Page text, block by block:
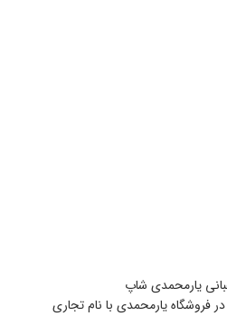
یارمحمدی شاپ
فروشگاه یارمحمدی با نام تجاری